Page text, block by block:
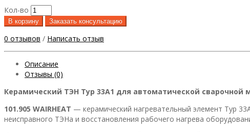
Кол-во
В корзину Заказать консультацию
0 отзывов / Написать отзыв
Описание
Отзывы (0)
Керамический ТЭН Typ 33A1 для автоматической сварочной
101.905 WAIRHEAT — керамический нагревательный элемент Typ
неисправного ТЭНа и восстановления рабочего нагрева